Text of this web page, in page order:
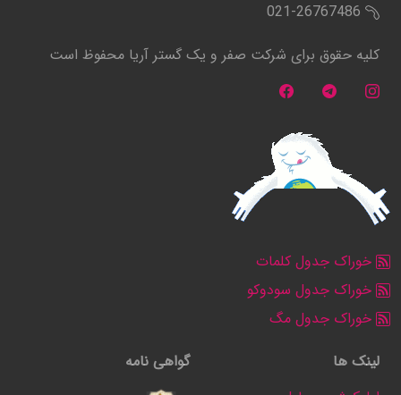
021-26767486
کلیه حقوق برای شرکت صفر و یک گستر آریا محفوظ است
خوراک جدول کلمات
خوراک جدول سودوکو
خوراک جدول مگ
لینک ها
گواهی نامه